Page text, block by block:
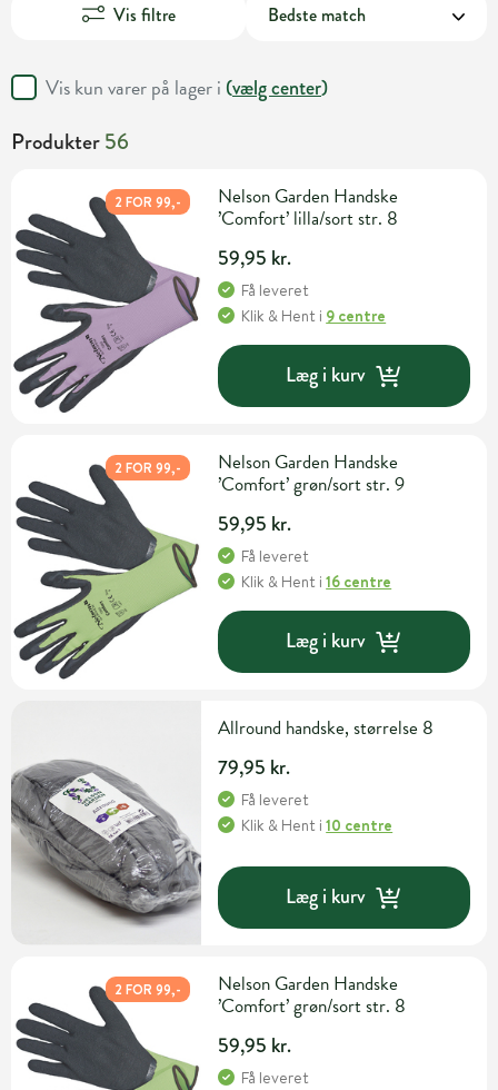
Vis filtre
Vis kun varer på lager i (vælg center)
Produkter56
2 FOR 99,-
Nelson Garden Handske
’Comfort’ lilla/sort str. 8
59,95 kr.
Få leveret
Klik & Hent i 9 centre
Læg i kurv
2 FOR 99,-
Nelson Garden Handske
’Comfort’ grøn/sort str. 9
59,95 kr.
Få leveret
Klik & Hent i16 centre
Læg i kurv
Allround handske, størrelse 8
79,95 kr.
Få leveret
Klik & Hent i10 centre
Læg i kurv
2 FOR 99,-
Nelson Garden Handske
’Comfort’ grøn/sort str. 8
59,95 kr.
Få leveret